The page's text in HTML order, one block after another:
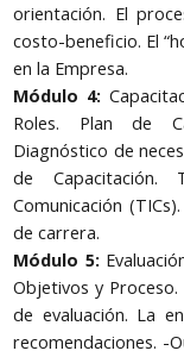
orientación. El
costo-beneficio. El
en la Empresa.
Módulo 4:
Roles. Plan de
Diagnóstico de
de
Comunicación
de carrera.
Módulo 5:
Objetivos y Proceso.
de evaluación. La
recomendaciones. -